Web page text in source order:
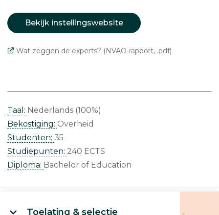
Bekijk instellingswebsite
Wat zeggen de experts? (NVAO-rapport, .pdf)
Taal: Nederlands (100%)
Bekostiging: Overheid
Studenten: 35
Studiepunten: 240 ECTS
Diploma: Bachelor of Education
Toelating & selectie